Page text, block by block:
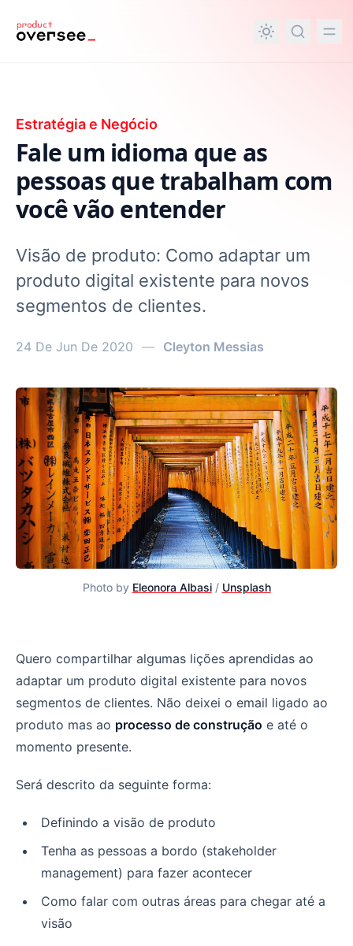
principal
Estratégia e Negócio
Fale um idioma que as
pessoas que trabalham com
você vão entender
Visão de produto: Como adaptar um
produto digital existente para novos
segmentos de clientes.
24 De Jun De 2020 — Cleyton Messias
Photo by Eleonora Albasi/ Unsplash
Fale um idioma que as pessoas que trabalham com
Quero compartilhar algumas lições aprendidas ao
adaptar um produto digital existente para novos
segmentos de clientes. Não deixei o email ligado ao
produto mas ao processo de construção e até o
momento presente.
Será descrito da seguinte forma:
Definindo a visão de produto
Tenha as pessoas a bordo (stakeholder
management) para fazer acontecer
Como falar com outras áreas para chegar até a
visão